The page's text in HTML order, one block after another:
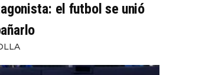
el futbol se unió